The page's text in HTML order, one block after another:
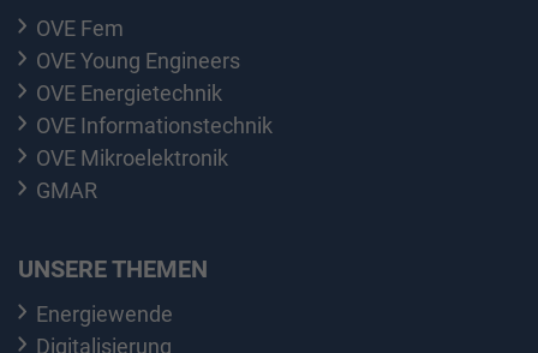
OVE Fem
OVE Young Engineers
OVE Energietechnik
OVE Informationstechnik
OVE Mikroelektronik
GMAR
UNSERE THEMEN
Energiewende
Digitalisierung